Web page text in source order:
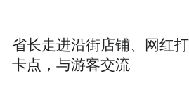
省长走进沿街店铺、网红打
卡点，与游客交流